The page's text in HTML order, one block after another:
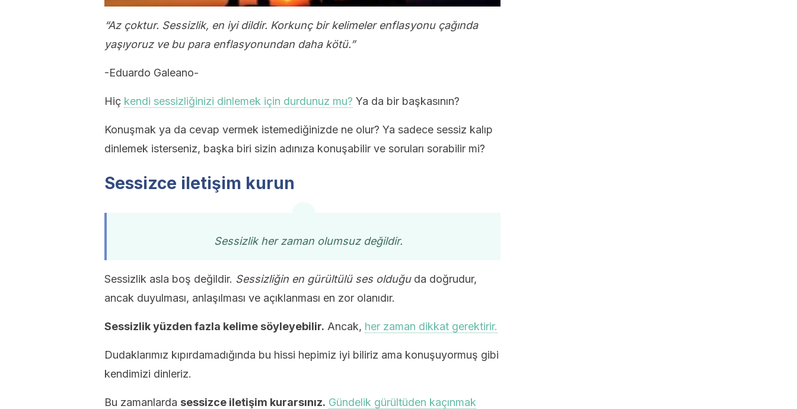
“Az çoktur. Sessizlik, en iyi dildir. Korkunç bir kelimeler enflasyonu çağında
yaşıyoruz ve bu para enflasyonundan daha kötü.”
-Eduardo Galeano-
Hiç kendi sessizliğinizi dinlemek için durdunuz mu? Ya da bir başkasının?
Konuşmak ya da cevap vermek istemediğinizde ne olur? Ya sadece sessiz kalıp
dinlemek isterseniz, başka biri sizin adınıza konuşabilir ve soruları sorabilir mi?
Sessizce iletişim kurun
Sessizlik her zaman olumsuz değildir.
Sessizlik asla boş değildir. Sessizliğin en gürültülü ses olduğuda doğrudur,
ancak duyulması, anlaşılması ve açıklanması en zor olanıdır.
Sessizlik yüzden fazla kelime söyleyebilir. Ancak, her zaman dikkat gerektirir.
Dudaklarımız kıpırdamadığında bu hissi hepimiz iyi biliriz ama konuşuyormuş gibi
kendimizi dinleriz.
Bu zamanlarda sessizce iletişim kurarsınız. Gündelik gürültüden kaçınmak